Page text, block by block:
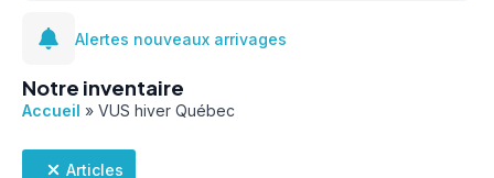
Notre inventaire
Accueil » VUS hiver Québec
Alertes nouveaux arrivages
Articles